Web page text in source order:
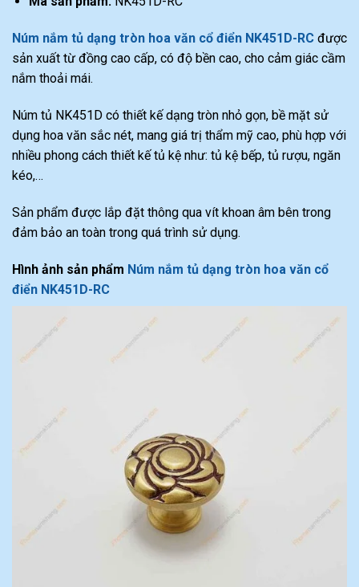
Núm nắm tủ dạng tròn hoa văn cổ điển NK451D-RC được
sản xuất từ đồng cao cấp, có độ bền cao, cho cảm giác cầm
nắm thoải mái.
Núm tủ NK451D có thiết kế dạng tròn nhỏ gọn, bề mặt sử
dụng hoa văn sắc nét, mang giá trị thẩm mỹ cao, phù hợp với
nhiều phong cách thiết kế tủ kệ như: tủ kệ bếp, tủ rượu, ngăn
kéo,…
Sản phẩm được lắp đặt thông qua vít khoan âm bên trong
đảm bảo an toàn trong quá trình sử dụng.
Hình ảnh sản phẩm Núm nắm tủ dạng tròn hoa văn cổ
điển NK451D-RC